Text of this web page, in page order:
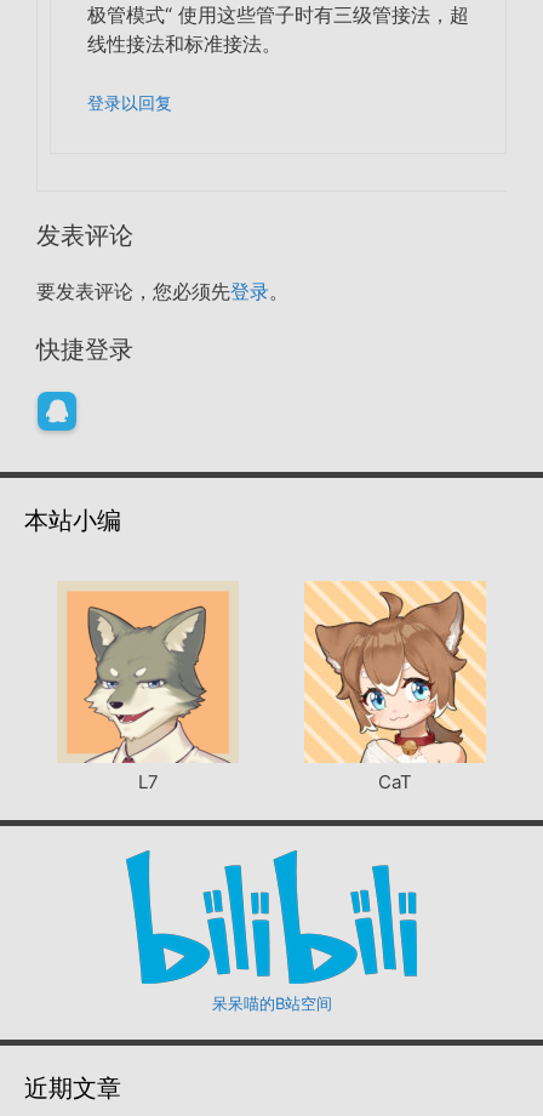
极管模式“ 使用这些管子时有三级管接法，超
线性接法和标准接法。
登录以回复
发表评论
要发表评论，您必须先登录。
快捷登录
本站小编
L7 CaT
呆呆喵的B站空间
近期文章